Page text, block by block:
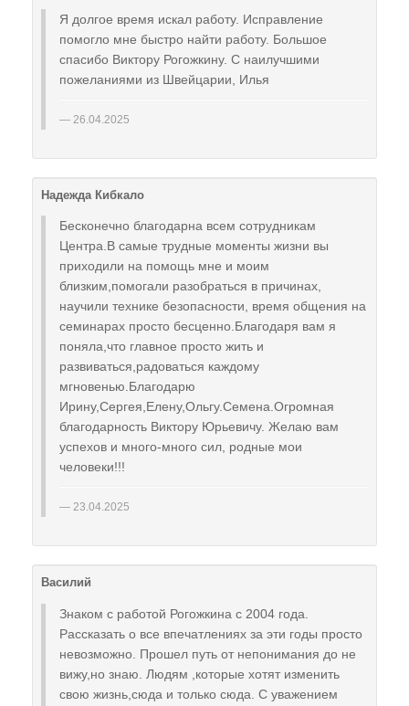
Я долгое время искал работу. Исправление
помогло мне быстро найти работу. Большое
спасибо Виктору Рогожкину. С наилучшими
пожеланиями из Швейцарии, Илья
26.04.2025
Надежда Кибкало
Бесконечно благодарна всем сотрудникам
Центра.В самые трудные моменты жизни вы
приходили на помощь мне и моим
близким,помогали разобраться в причинах,
научили технике безопасности, время общения на
семинарах просто бесценно.Благодаря вам я
поняла,что главное просто жить и
развиваться,радоваться каждому
мгновенью.Благодарю
Ирину,Сергея,Елену,Ольгу.Семена.Огромная
благодарность Виктору Юрьевичу. Желаю вам
успехов и много-много сил, родные мои
человеки!!!
23.04.2025
Василий
Знаком с работой Рогожкина с 2004 года.
Рассказать о все впечатлениях за эти годы просто
невозможно. Прошел путь от непонимания до не
вижу,но знаю. Людям ,которые хотят изменить
свою жизнь,сюда и только сюда. С уважением